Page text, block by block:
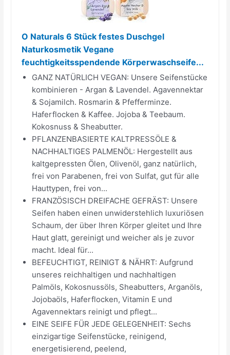
O Naturals 6 Stück festes Duschgel
Naturkosmetik Vegane
feuchtigkeitsspendende Körperwaschseife...
GANZ NATÜRLICH VEGAN: Unsere Seifenstücke
kombinieren - Argan & Lavendel. Agavennektar
& Sojamilch. Rosmarin & Pfefferminze.
Haferflocken & Kaffee. Jojoba & Teebaum.
Kokosnuss & Sheabutter.
PFLANZENBASIERTE KALTPRESSÖLE &
NACHHALTIGES PALMENÖL: Hergestellt aus
kaltgepressten Ölen, Olivenöl, ganz natürlich,
frei von Parabenen, frei von Sulfat, gut für alle
Hauttypen, frei von...
FRANZÖSISCH DREIFACHE GEFRÄST: Unsere
Seifen haben einen unwiderstehlich luxuriösen
Schaum, der über Ihren Körper gleitet und Ihre
Haut glatt, gereinigt und weicher als je zuvor
macht. Ideal für...
BEFEUCHTIGT, REINIGT & NÄHRT: Aufgrund
unseres reichhaltigen und nachhaltigen
Palmöls, Kokosnussöls, Sheabutters, Arganöls,
Jojobaöls, Haferflocken, Vitamin E und
Agavennektars reinigt und pflegt...
EINE SEIFE FÜR JEDE GELEGENHEIT: Sechs
einzigartige Seifenstücke, reinigend,
energetisierend, peelend,